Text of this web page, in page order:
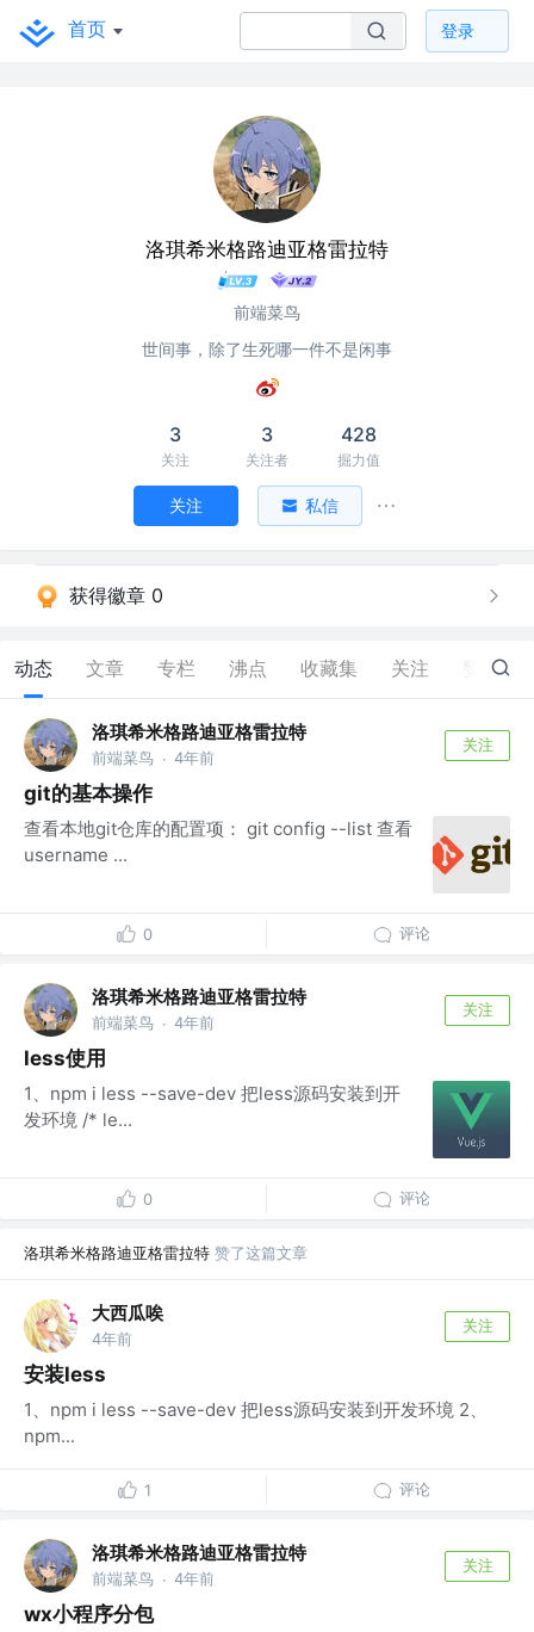
首页 登录
洛琪希米格路迪亚格雷拉特
前端菜鸟
世间事，除了生死哪一件不是闲事
3
关注
3
关注者
428
掘力值
关注 私信
获得徽章 0
动态 文章 专栏 沸点 收藏集 关注 1
洛琪希米格路迪亚格雷拉特
前端菜鸟 · 4年前
关注
git的基本操作
查看本地git仓库的配置项： git config --list 查看
username ...
0 评论
洛琪希米格路迪亚格雷拉特
前端菜鸟 · 4年前
关注
less使用
1、npm i less --save-dev 把less源码安装到开
发环境 /* le...
0 评论
洛琪希米格路迪亚格雷拉特 赞了这篇文章
大西瓜唉
4年前
关注
安装less
1、npm i less --save-dev 把less源码安装到开发环境 2、
npm...
1 评论
洛琪希米格路迪亚格雷拉特
前端菜鸟 · 4年前
关注
wx小程序分包